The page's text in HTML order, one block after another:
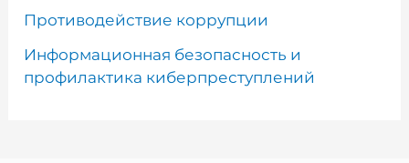
Противодействие коррупции
Информационная безопасность и
профилактика киберпреступлений